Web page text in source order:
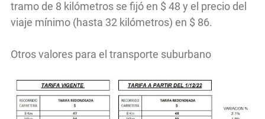
tramo de 8 kilómetros se fijó en $ 48 y el precio del
viaje mínimo (hasta 32 kilómetros) en $ 86.
Otros valores para el transporte suburbano